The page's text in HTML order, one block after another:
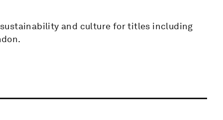
and culture for titles including